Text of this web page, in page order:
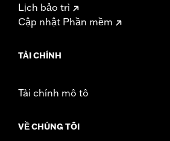
Lịch bảo trì
Cập nhật Phần mềm
TÀI CHÍNH
Tài chính mô tô
VỀ CHÚNG TÔI